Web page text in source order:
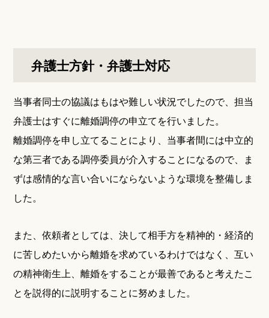
弁護士方針・弁護士対応
当事者同士の協議はもはや難しい状況でしたので、担当
弁護士はすぐに離婚調停の申立てを行いました。
離婚調停を申し立てることにより、当事者間には中立的
な第三者である調停委員が介入することになるので、ま
ずは感情的な言い合いにならないような環境を整備しま
した。
また、依頼者としては、決して相手方を精神的・経済的
に苦しめたいから離婚を求めているわけではなく、互い
の精神衛生上、離婚をすることが最善であると考えたこ
とを説得的に説明することに努めました。